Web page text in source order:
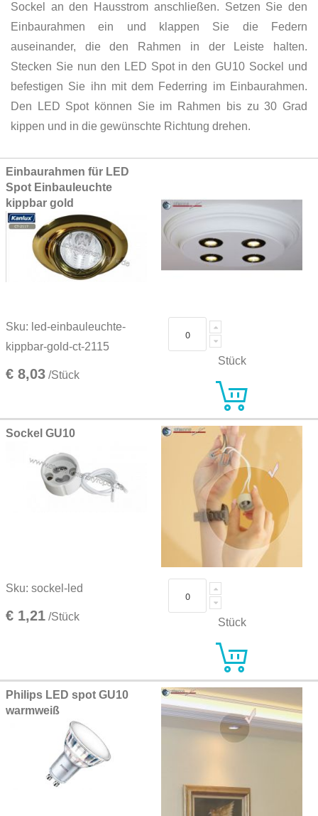
Sockel an den Hausstrom anschließen. Setzen Sie den
Einbaurahmen ein und klappen Sie die Federn
auseinander, die den Rahmen in der Leiste halten.
Stecken Sie nun den LED Spot in den GU10 Sockel und
befestigen Sie ihn mit dem Federring im Einbaurahmen.
Den LED Spot können Sie im Rahmen bis zu 30 Grad
kippen und in die gewünschte Richtung drehen.
Grouped
product
items
Einbaurahmen für LED
Spot Einbauleuchte
kippbar gold
Sku: led-einbauleuchte-
kippbar-gold-ct-2115
€ 8,03 /Stück
Stück
Sockel GU10
Sku: sockel-led
€ 1,21 /Stück Stück
Philips LED spot GU10
warmweiß